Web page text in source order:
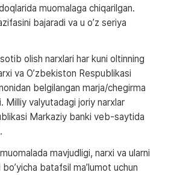
muomalaga chiqarilgan.
bajaradi va u o’z seriya
olish narxlari har kuni oltinning
va O’zbekiston Respublikasi
belgilangan marja/chegirma
Milliy valyutadagi joriy narxlar
Markaziy banki veb-saytida
mavjudligi, narxi va ularni
batafsil ma’lumot uchun